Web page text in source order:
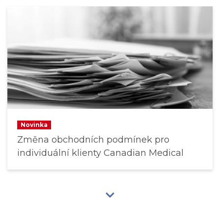
Novinka
Změna obchodních podmínek pro
individuální klienty Canadian Medical